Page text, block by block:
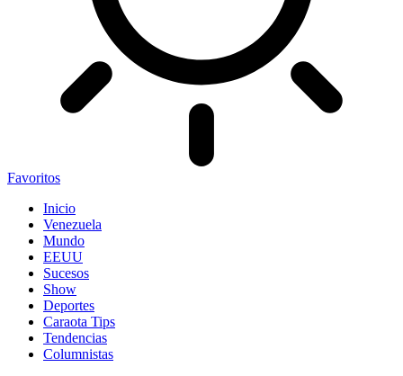
Favoritos
Inicio
Venezuela
Mundo
EEUU
Sucesos
Show
Deportes
Caraota Tips
Tendencias
Columnistas